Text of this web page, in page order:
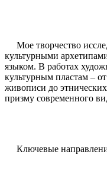
Мое творчество
культурными
языком. В работах
культурным пластам –
живописи до
призму современного
Ключевые